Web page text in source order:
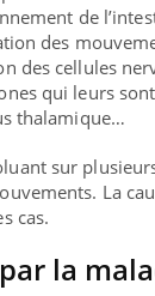
de
des
des cellules
qui leurs
thalamique…
sur
La
cas.
la
des
ma maladie
sujets qui sont
! D'un côté,
d'un proche